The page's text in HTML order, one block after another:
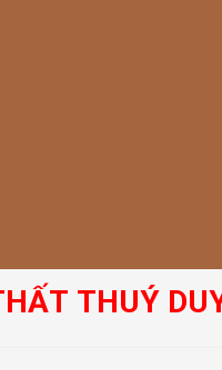
THUÝ